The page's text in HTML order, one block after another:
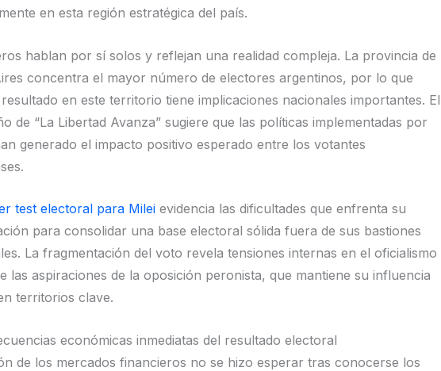
en esta región estratégica del país.
hablan por sí solos y reflejan una realidad compleja. La provincia de
concentra el mayor número de electores argentinos, por lo que
en este territorio tiene implicaciones nacionales importantes. El
de “La Libertad Avanza” sugiere que las políticas implementadas por
generado el impacto positivo esperado entre los votantes
test electoral para Milei evidencia las dificultades que enfrenta su
para consolidar una base electoral sólida fuera de sus bastiones
La fragmentación del voto revela tensiones internas en el oficialismo
las aspiraciones de la oposición peronista, que mantiene su influencia
territorios clave.
económicas inmediatas del resultado electoral
de los mercados financieros no se hizo esperar tras conocerse los